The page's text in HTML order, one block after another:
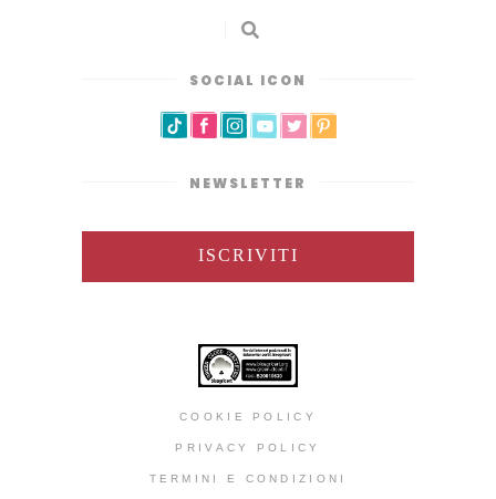
SOCIAL ICON
NEWSLETTER
ISCRIVITI
COOKIE POLICY
PRIVACY POLICY
TERMINI E CONDIZIONI